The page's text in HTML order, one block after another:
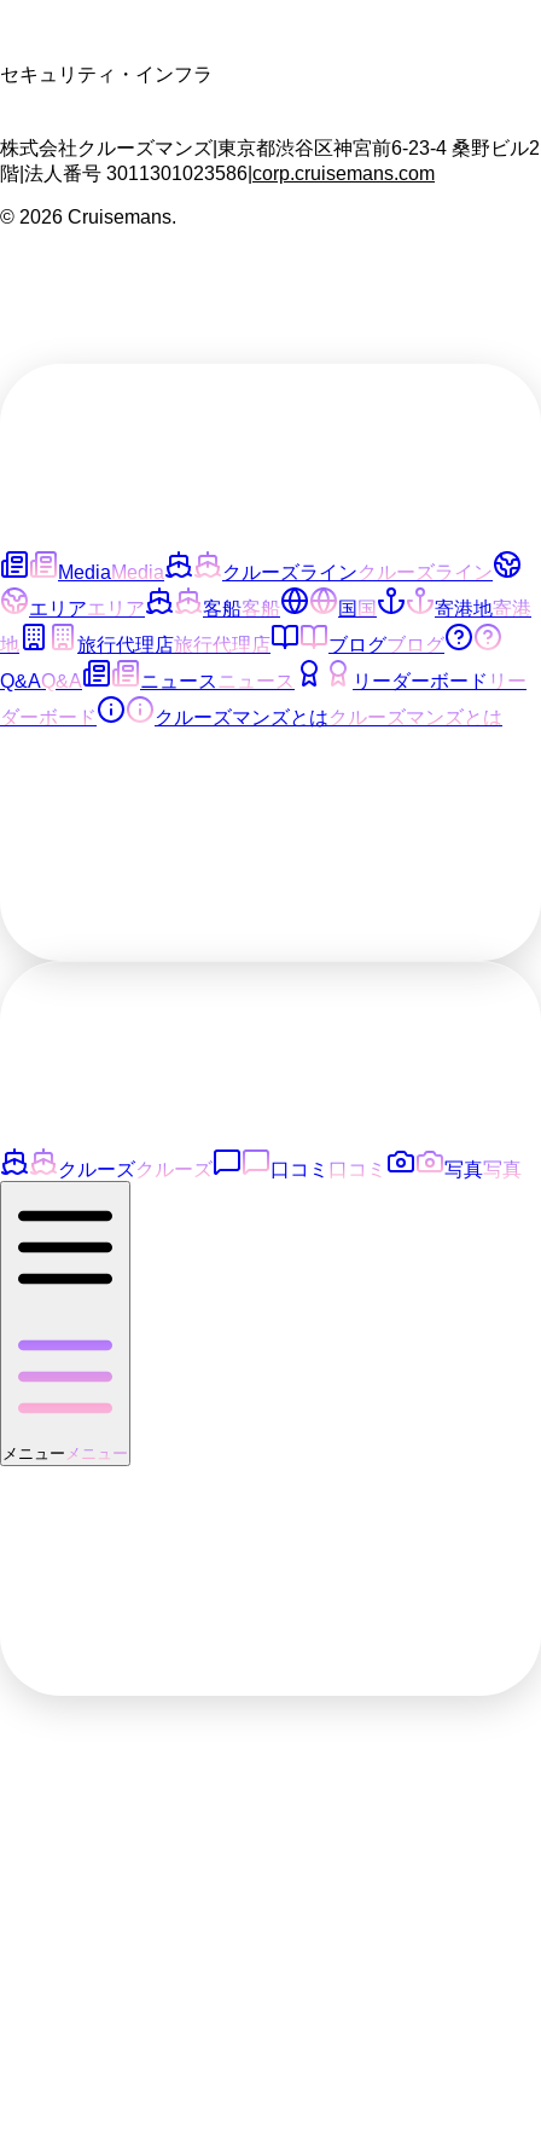
セキュリティ・インフラ
株式会社クルーズマンズ 東京都渋谷区神宮前6-23-4 桑野ビル2
階 法人番号 3011301023586 corp.cruisemans.com
© 2026 Cruisemans.
MediaMedia クルーズラインクルーズライン
エリアエリア 客船客船 国国 寄港地寄港
地
旅行代理店旅行代理店 ブログブログ
Q&AQ&A ニュース ニュース リーダーボード リー
ダーボード
クルーズマンズとはクルーズマンズとは
クルーズクルーズ 口コミ 口コミ 写真写真
メニュー メニュー